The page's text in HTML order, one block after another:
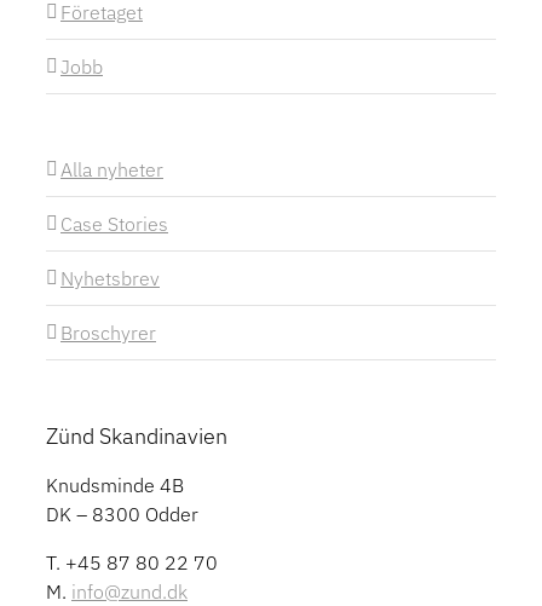
Företaget
Jobb
Alla nyheter
Case Stories
Nyhetsbrev
Broschyrer
Zünd Skandinavien
Knudsminde 4B
DK – 8300 Odder
T. +45 87 80 22 70
M. info@zund.dk